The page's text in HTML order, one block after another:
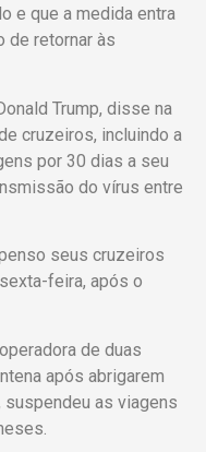
e que a medida entra
de retornar às
Trump, disse na
cruzeiros, incluindo a
por 30 dias a seu
do vírus entre
seus cruzeiros
feira, após o
de duas
após abrigarem
as viagens